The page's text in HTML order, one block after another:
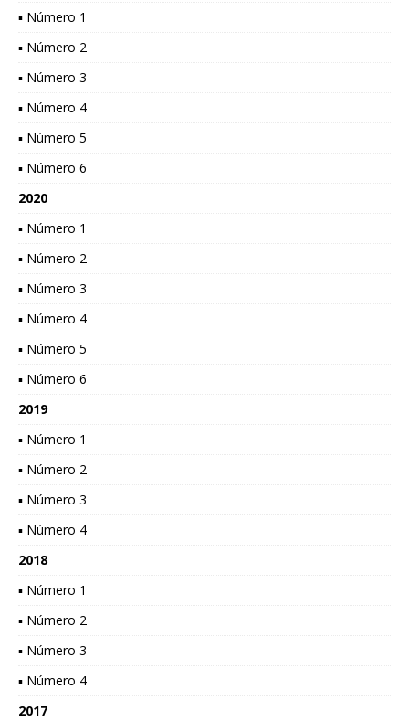
▪ Número 1
▪ Número 2
▪ Número 3
▪ Número 4
▪ Número 5
▪ Número 6
2020
▪ Número 1
▪ Número 2
▪ Número 3
▪ Número 4
▪ Número 5
▪ Número 6
2019
▪ Número 1
▪ Número 2
▪ Número 3
▪ Número 4
2018
▪ Número 1
▪ Número 2
▪ Número 3
▪ Número 4
2017